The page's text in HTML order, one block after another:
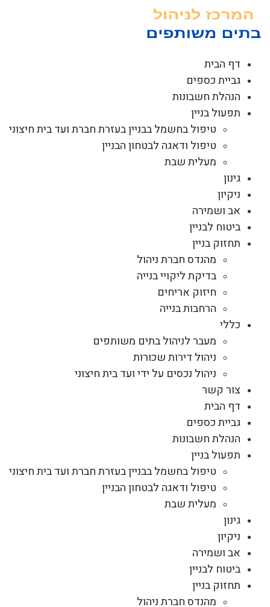
דף הבית
גביית כספים
הנהלת חשבונות
תפעול בניין
טיפול בחשמל בבניין בעזרת חברת ועד בית חיצוני
טיפול ודאגה לבטחון הבניין
מעלית שבת
גינון
ניקיון
אב ושמירה
ביטוח לבניין
תחזוק בניין
מהנדס חברת ניהול
בדיקת ליקויי בנייה
חיזוק אריחים
הרחבות בנייה
כללי
מעבר לניהול בתים משותפים
ניהול דירות שכורות
ניהול נכסים על ידי ועד בית חיצוני
צור קשר
דף הבית
גביית כספים
הנהלת חשבונות
תפעול בניין
טיפול בחשמל בבניין בעזרת חברת ועד בית חיצוני
טיפול ודאגה לבטחון הבניין
מעלית שבת
גינון
ניקיון
אב ושמירה
ביטוח לבניין
תחזוק בניין
מהנדס חברת ניהול